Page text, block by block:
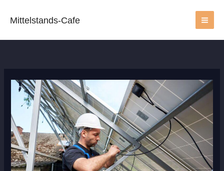
InhaltMittelstands-Cafe